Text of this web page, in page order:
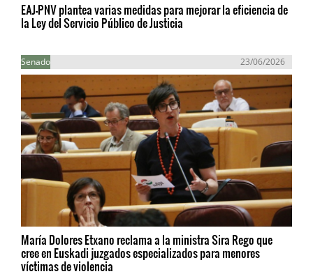
EAJ-PNV plantea varias medidas para mejorar la eficiencia de
la Ley del Servicio Público de Justicia
Senado 23/06/2026
María Dolores Etxano reclama a la ministra Sira Rego que
cree en Euskadi juzgados especializados para menores
víctimas de violencia